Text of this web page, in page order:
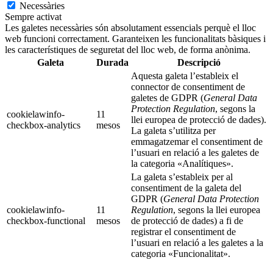
Necessàries
Sempre activat
Les galetes necessàries són absolutament essencials perquè el lloc
web funcioni correctament. Garanteixen les funcionalitats bàsiques i
les característiques de seguretat del lloc web, de forma anònima.
Galeta
Durada Descripció
cookielawinfo-
checkbox-analytics
11
mesos
Aquesta galeta l’estableix el
connector de consentiment de
galetes de GDPR (General Data
Protection Regulation, segons la
llei europea de protecció de dades).
La galeta s’utilitza per
emmagatzemar el consentiment de
l’usuari en relació a les galetes de
la categoria «Analítiques».
cookielawinfo-
checkbox-functional
11
mesos
La galeta s’estableix per al
consentiment de la galeta del
GDPR (General Data Protection
Regulation, segons la llei europea
de protecció de dades) a fi de
registrar el consentiment de
l’usuari en relació a les galetes a la
categoria «Funcionalitat».